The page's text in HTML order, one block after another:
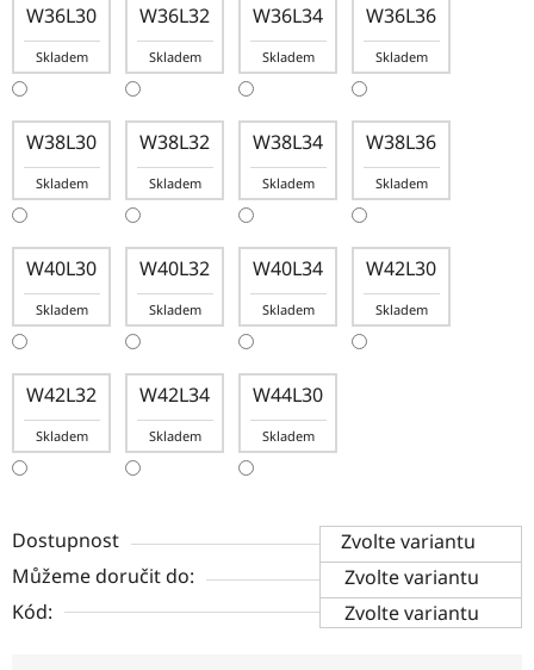
W36L30
Skladem
W36L32
Skladem
W36L34
Skladem
W36L36
Skladem
W38L30
Skladem
W38L32
Skladem
W38L34
Skladem
W38L36
Skladem
W40L30
Skladem
W40L32
Skladem
W40L34
Skladem
W42L30
Skladem
W42L32
Skladem
W42L34
Skladem
W44L30
Skladem
Dostupnost
Zvolte variantu
Můžeme doručit do:
Zvolte variantu
Kód:
Zvolte variantu